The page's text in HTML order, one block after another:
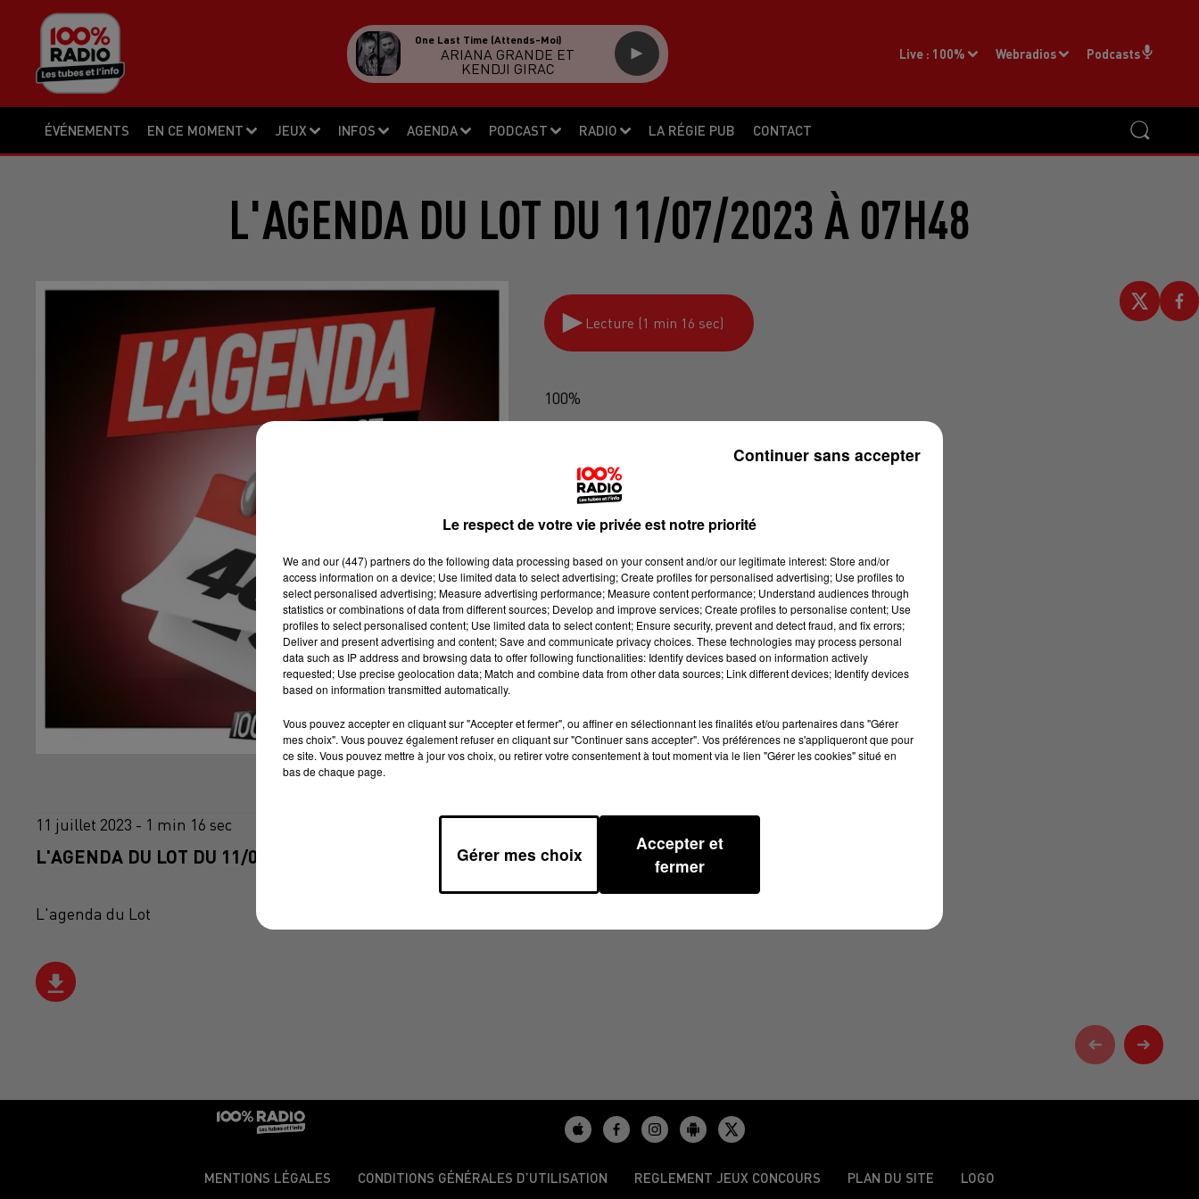
ÉVÉNEMENTS EN CE MOMENT JEUX INFOS AGENDA PODCAST RADIO LA RÉGIE PUB CONTACT
Live : 100% Webradios Podcasts
One Last Time (attends-Moi)
ARIANA GRANDE ET
KENDJI GIRAC
L'AGENDA DU LOT DU 11/07/2023 À 07H48
Lecture (1 min 16 sec)
100%
11 juillet 2023 - 1 min 16 sec
L'AGENDA DU LOT DU 11/07/2023 À 07H48
L'agenda du Lot
MENTIONS LÉGALES CONDITIONS GÉNÉRALES D’UTILISATION REGLEMENT JEUX CONCOURS PLAN DU SITE LOGO
Le respect de votre vie privée est notre priorité
We and our (447) partnersdo the following data processing based on your consent and/or our legitimate interest: Store and/or
access information on a device; Use limited data to select advertising; Create profiles for personalised advertising; Use profiles to
select personalised advertising; Measure advertising performance; Measure content performance; Understand audiences through
statistics or combinations of data from different sources; Develop and improve services; Create profiles to personalise content; Use
profiles to select personalised content; Use limited data to select content; Ensure security, prevent and detect fraud, and fix errors;
Deliver and present advertising and content; Save and communicate privacy choices. These technologies may process personal
data such as IP address and browsing data to offer following functionalities: Identify devices based on information actively
requested; Use precise geolocation data; Match and combine data from other data sources; Link different devices; Identify devices
based on information transmitted automatically.
Vous pouvez accepter en cliquant sur "Accepter et fermer", ou affiner en sélectionnant les finalités et/ou partenaires dans "Gérer
mes choix". Vous pouvez également refuser en cliquant sur "Continuer sans accepter". Vos préférences ne s'appliqueront que pour
ce site. Vous pouvez mettre à jour vos choix, ou retirer votre consentement à tout moment via le lien "Gérer les cookies" situé en
bas de chaque page.
Gérer mes choix
Accepter et
fermer
Continuer sans accepter